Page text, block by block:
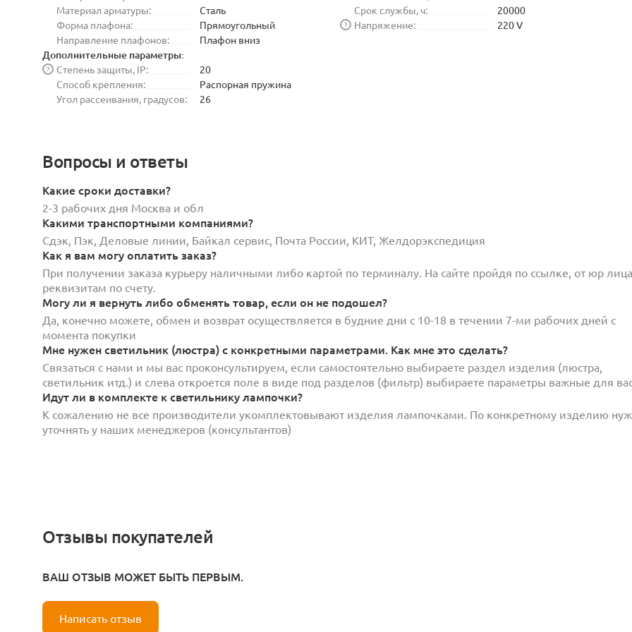
Материал арматуры:
Сталь
Форма плафона:
Прямоугольный
Направление плафонов:
Плафон вниз
Срок службы, ч:
20000
Напряжение:
? 220 V
Дополнительные параметры:
Степень защиты, IP:
?
20
Способ крепления:
Распорная пружина
Угол рассеивания, градусов:
26
Вопросы и ответы
Какие сроки доставки?
2-3 рабочих дня Москва и обл
Какими транспортными компаниями?
Сдэк, Пэк, Деловые линии, Байкал сервис, Почта России, КИТ, Желдорэкспедиция
Как я вам могу оплатить заказ?
При получении заказа курьеру наличными либо картой по терминалу. На сайте пройдя по ссылке, от юр
реквизитам по счету.
Могу ли я вернуть либо обменять товар, если он не подошел?
Да, конечно можете, обмен и возврат осуществляется в будние дни с 10-18 в течении 7-ми рабочих дней с
момента покупки
Мне нужен светильник (люстра) с конкретными параметрами. Как мне это сделать?
Связаться с нами и мы вас проконсультируем, если самостоятельно выбираете раздел изделия (люстра,
светильник итд.) и слева откроется поле в виде под разделов (фильтр) выбираете параметры важные для
Идут ли в комплекте к светильнику лампочки?
К сожалению не все производители укомплектовывают изделия лампочками. По конкретному изделию
уточнять у наших менеджеров (консультантов)
Отзывы покупателей
ВАШ ОТЗЫВ МОЖЕТ БЫТЬ ПЕРВЫМ.
Написать отзыв